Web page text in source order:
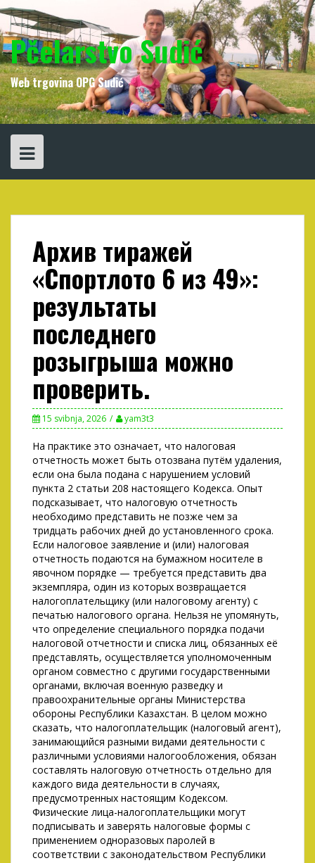
Skip
to
content
Pčelarstvo Sudić
Web trgovina OPG Sudić
Архив тиражей
«Спортлото 6 из 49»:
результаты
последнего
розыгрыша можно
проверить.
15 svibnja, 2026 yam3t3
На практике это означает, что налоговая
отчетность может быть отозвана путём удаления,
если она была подана с нарушением условий
пункта 2 статьи 208 настоящего Кодекса. Опыт
подсказывает, что налоговую отчетность
необходимо представить не позже чем за
тридцать рабочих дней до установленного срока.
Если налоговое заявление и (или) налоговая
отчетность подаются на бумажном носителе в
явочном порядке — требуется представить два
экземпляра, один из которых возвращается
налогоплательщику (или налоговому агенту) с
печатью налогового органа. Нельзя не упомянуть,
что определение специального порядка подачи
налоговой отчетности и списка лиц, обязанных её
представлять, осуществляется уполномоченным
органом совместно с другими государственными
органами, включая военную разведку и
правоохранительные органы Министерства
обороны Республики Казахстан. В целом можно
сказать, что налогоплательщик (налоговый агент),
занимающийся разными видами деятельности с
различными условиями налогообложения, обязан
составлять налоговую отчетность отдельно для
каждого вида деятельности в случаях,
предусмотренных настоящим Кодексом.
Физические лица-налогоплательщики могут
подписывать и заверять налоговые формы с
применением одноразовых паролей в
соответствии с законодательством Республики